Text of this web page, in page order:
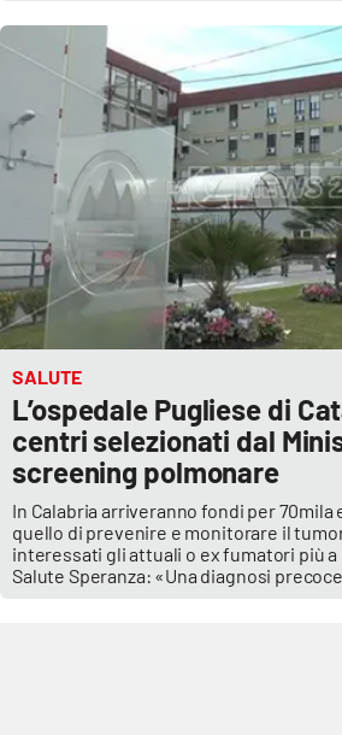
Leggendo Alvaro insieme
Imprese Di Calabria
Le perfidie di Antonella Grippo
Venti di comunicazione
STREAMING
LaC Network
LaC OnAir
EDIZIONI
LOCALI
SALUTE
L’ospedale Pugliese di
centri selezionati dal
screening polmonare
In Calabria arriveranno fondi per 70mila
quello di prevenire e monitorare il
interessati gli attuali o ex fumatori più
Salute Speranza: «Una diagnosi